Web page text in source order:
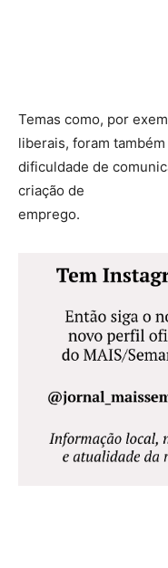
Temas como, por
liberais, foram
dificuldade de
criação de
emprego.